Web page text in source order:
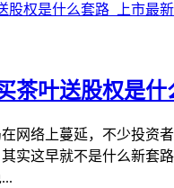
茶叶送股权是
网络上蔓延，不少投资
实这早就不是什么新套